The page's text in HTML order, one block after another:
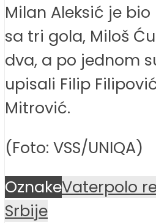
Milan Aleksić je
sa tri gola, Miloš
dva, a po jednom
upisali Filip
Mitrović.
(Foto: VSS/UNIQA)
OznakeVaterpolo
Srbije